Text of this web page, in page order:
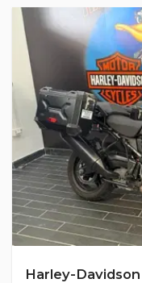
Harley-Davidson